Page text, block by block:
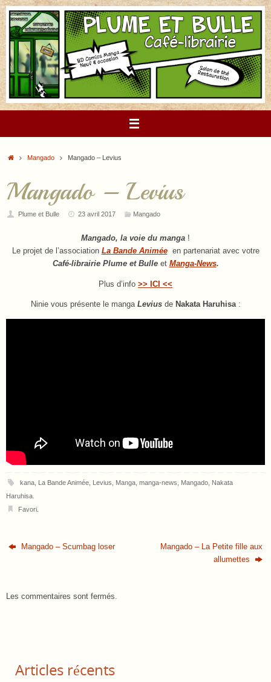
Passer
au
contenu
AccueilMangado Mangado – Levius
Mangado – Levius
Plume et Bulle 23 avril 2017 Mangado
Mangado, la voie du manga !
Le projet de l’association La Bande Animée
en partenariat avec votre
Café-librairie Plume et Bulleet Manga-News.
Plus d’info >> ICI <<
Ninie vous présente le manga Leviusde Nakata Haruhisa :
kana, La Bande Animée, Levius Manga, manga-news Mangado, Nakata
Haruhisa
Favori.
Mangado – Scumbag loser
Mangado – La Petite fille aux
allumettes
Les commentaires sont fermés.
Articles récents